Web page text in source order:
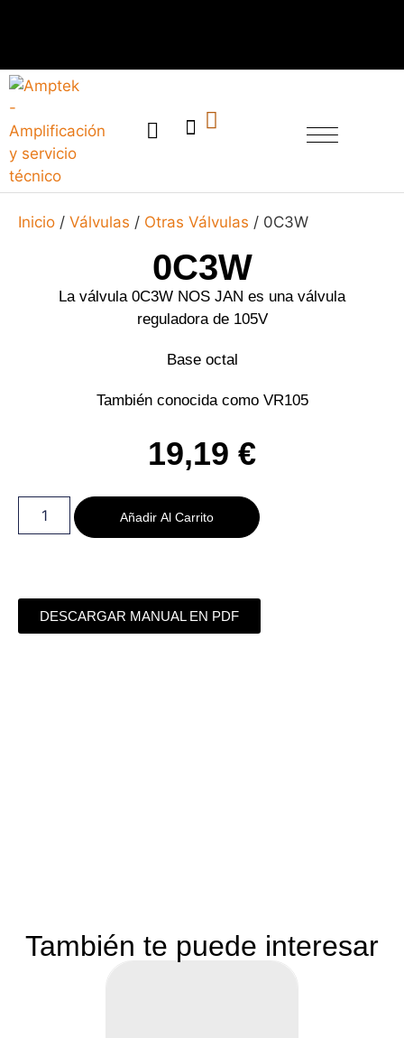
Inicio / Válvulas / Otras Válvulas / 0C3W
0C3W
La válvula 0C3W NOS JAN es una válvula
reguladora de 105V
Base octal
También conocida como VR105
19,19 €
Añadir Al Carrito
DESCARGAR MANUAL EN PDF
También te puede interesar